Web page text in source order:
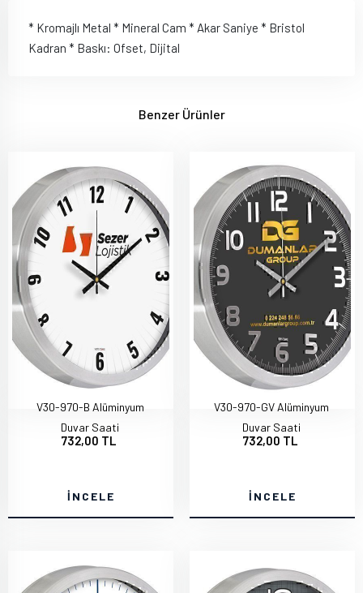
* Kromajlı Metal * Mineral Cam * Akar Saniye * Bristol
Kadran * Baskı: Ofset, Dijital
Benzer Ürünler
V30-970-B Alüminyum
Duvar Saati
732,00 TL
İNCELE
V30-970-GV Alüminyum
Duvar Saati
732,00 TL
İNCELE